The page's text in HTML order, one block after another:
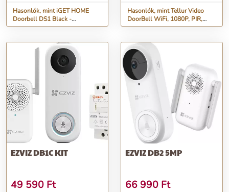
Hasonlók, mint iGET HOME
Doorbell DS1 Black -
akkumulátoros WiFi videó
hangátvitellel
Hasonlók, mint Tellur Video
DoorBell WiFi, 1080P, PIR,
Wired, fekete
EZVIZ DB1C KIT
49 590 Ft
EZVIZ DB2 5MP
66 990 Ft